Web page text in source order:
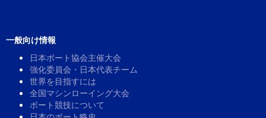
一般向け情報
日本ボート協会主催大会
強化委員会・日本代表チーム
世界を目指すには
全国マシンローイング大会
ボート競技について